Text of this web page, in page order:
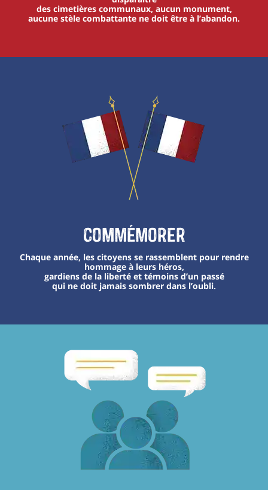
des cimetières communaux, aucun monument,
aucune stèle combattante ne doit être à l’abandon.
Commémorer
Chaque année, les citoyens se rassemblent pour rendre
hommage à leurs héros,
gardiens de la liberté et témoins d’un passé
qui ne doit jamais sombrer dans l’oubli.